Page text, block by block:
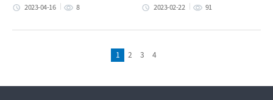
2023-04-16 8 2023-02-22 91
1 2 3 4